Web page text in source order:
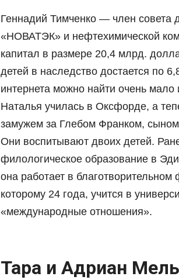
Геннадий Тимченко — член совета
«НОВАТЭК» и нефтехимической
капитал в размере 20,4 млрд.
детей в наследство достается по
интернета можно найти очень
Наталья училась в Оксфорде, а
замужем за Глебом Франком,
Они воспитывают двоих детей.
филологическое образование в
она работает в
которому 24 года, учится в
«международные отношения».
Тара и Адриан